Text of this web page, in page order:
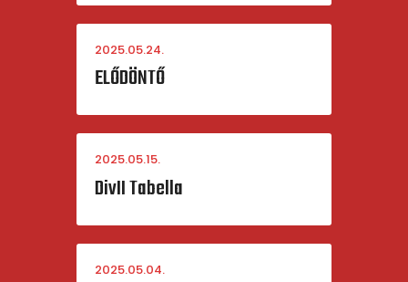
2025.05.24.
ELŐDÖNTŐ
2025.05.15.
DivII Tabella
2025.05.04.